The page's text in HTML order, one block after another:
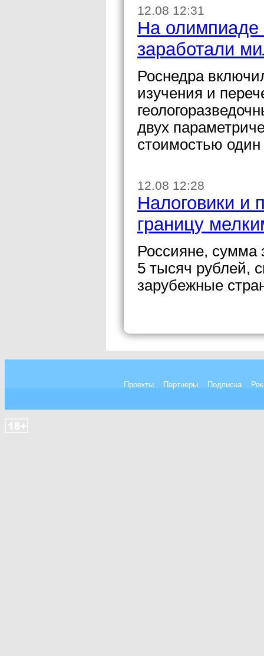
12.08 12:31
На олимпиаде
заработали
Роснедра
изучения и
двух
стоимостью
12.08 12:28
Налоговики и
границу
Россияне, сумма
5 тысяч рублей,
зарубежные
Проекты Партнеры Подписка